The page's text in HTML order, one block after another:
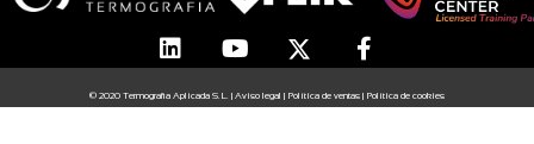
© 2020 Termografia Aplicada S.L. | Aviso legal | Política de ventas | Política de cookies